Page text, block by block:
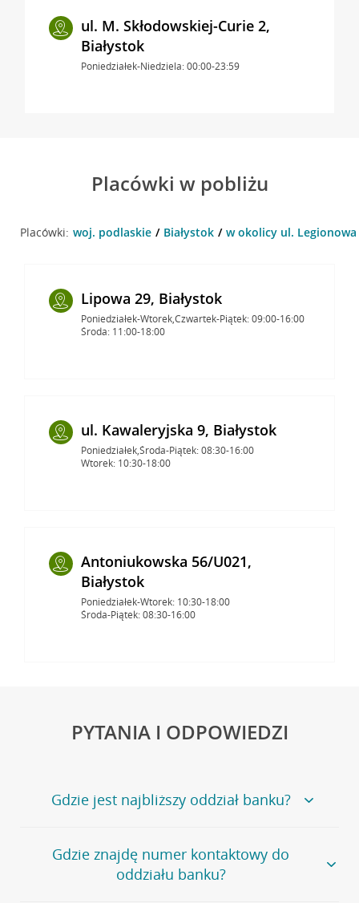
ul. M. Skłodowskiej-Curie 2,
Białystok
Poniedziałek-Niedziela: 00:00-23:59
Placówki w pobliżu
Placówki: woj. podlaskie Białystok w okolicy ul. Legionowa
Lipowa 29, Białystok
Poniedziałek-Wtorek,Czwartek-Piątek: 09:00-16:00
Środa: 11:00-18:00
ul. Kawaleryjska 9, Białystok
Poniedziałek,Środa-Piątek: 08:30-16:00
Wtorek: 10:30-18:00
Antoniukowska 56/U021,
Białystok
Poniedziałek-Wtorek: 10:30-18:00
Środa-Piątek: 08:30-16:00
PYTANIA I ODPOWIEDZI
Gdzie jest najbliższy oddział banku?
Jeśli szukasz oddziału naszego banku, zapraszamy na
stronęPlacówki i bankomaty, na której znajduje się
wygodna wyszukiwarka.
Gdzie znajdę numer kontaktowy do
oddziału banku?